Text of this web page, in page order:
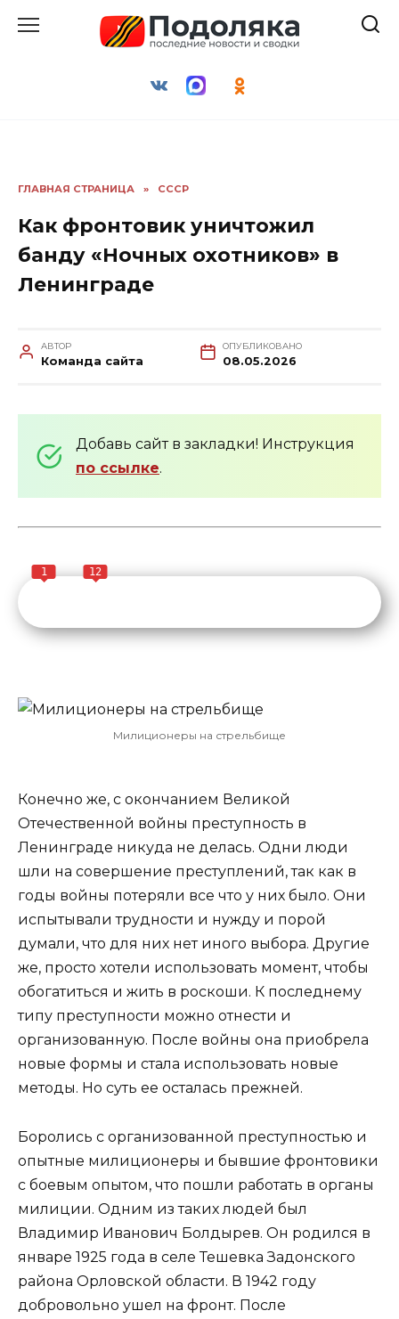
ГЛАВНАЯ СТРАНИЦА » СССР
Как фронтовик уничтожил
банду «Ночных охотников» в
Ленинграде
АВТОР
Команда сайта
ОПУБЛИКОВАНО
08.05.2026
Добавь сайт в закладки! Инструкция
по ссылке.
1 12
Милиционеры на стрельбище
Конечно же, с окончанием Великой
Отечественной войны преступность в
Ленинграде никуда не делась. Одни люди
шли на совершение преступлений, так как в
годы войны потеряли все что у них было. Они
испытывали трудности и нужду и порой
думали, что для них нет иного выбора. Другие
же, просто хотели использовать момент, чтобы
обогатиться и жить в роскоши. К последнему
типу преступности можно отнести и
организованную. После войны она приобрела
новые формы и стала использовать новые
методы. Но суть ее осталась прежней.
Боролись с организованной преступностью и
опытные милиционеры и бывшие фронтовики
с боевым опытом, что пошли работать в органы
милиции. Одним из таких людей был
Владимир Иванович Болдырев. Он родился в
январе 1925 года в селе Тешевка Задонского
района Орловской области. В 1942 году
добровольно ушел на фронт. После